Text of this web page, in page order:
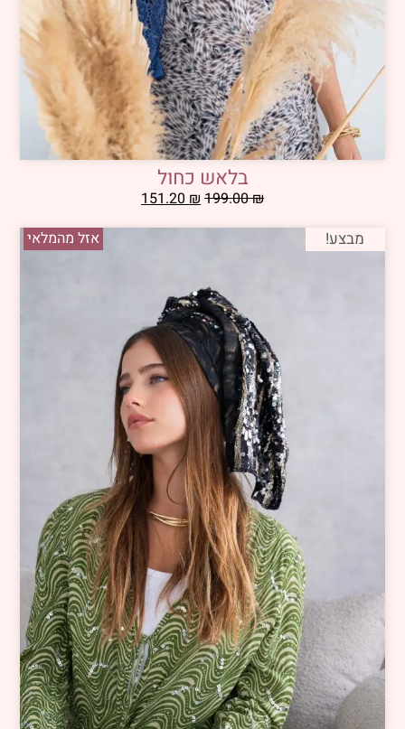
בלאש כחול
199.00₪
151.20 ₪
אזל מהמלאי
מבצע!